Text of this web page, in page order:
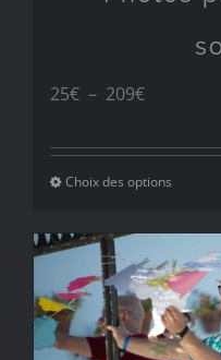
25€ – 209€Plage
prix :
à
209€
Choix des options